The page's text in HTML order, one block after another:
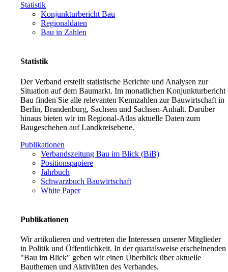
Statistik
Konjunkturbericht Bau
Regionaldaten
Bau in Zahlen
Statistik
Der Verband erstellt statistische Berichte und Analysen zur
Situation auf dem Baumarkt. Im monatlichen Konjunkturbericht
Bau finden Sie alle relevanten Kennzahlen zur Bauwirtschaft in
Berlin, Brandenburg, Sachsen und Sachsen-Anhalt. Darüber
hinaus bieten wir im Regional-Atlas aktuelle Daten zum
Baugeschehen auf Landkreisebene.
Publikationen
Verbandszeitung Bau im Blick (BiB)
Positionspapiere
Jahrbuch
Schwarzbuch Bauwirtschaft
White Paper
Publikationen
Wir artikulieren und vertreten die Interessen unserer Mitglieder
in Politik und Öffentlichkeit. In der quartalsweise erscheinenden
"Bau im Blick" geben wir einen Überblick über aktuelle
Bauthemen und Aktivitäten des Verbandes.